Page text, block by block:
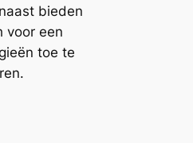
bieden
voor een
toe te